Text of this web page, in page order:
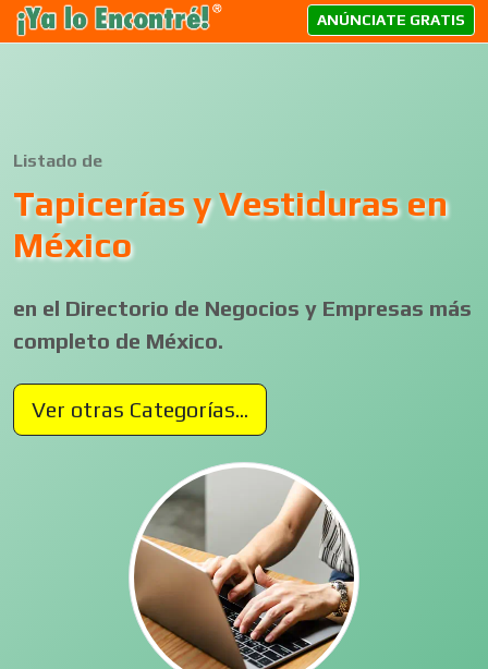
ANÚNCIATE GRATIS
Listado de
Tapicerías y Vestiduras en
México
en el Directorio de Negocios y Empresas más
completo de México.
Ver otras Categorías...